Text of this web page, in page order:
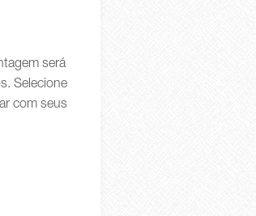
será
Selecione
com seus